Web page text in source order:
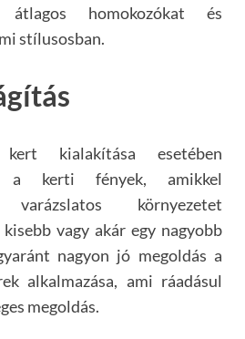
homokozókat és
stílusosban.
kialakítása esetében
a kerti fények, amikkel
környezetet
vagy akár egy nagyobb
nagyon jó megoldás a
alkalmazása, ami ráadásul
megoldás.